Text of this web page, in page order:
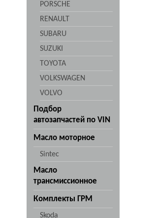
PORSCHE
RENAULT
SUBARU
SUZUKI
TOYOTA
VOLKSWAGEN
VOLVO
Подбор
автозапчастей по VIN
Масло моторное
Sintec
Масло
трансмиссионное
Комплекты ГРМ
Skoda